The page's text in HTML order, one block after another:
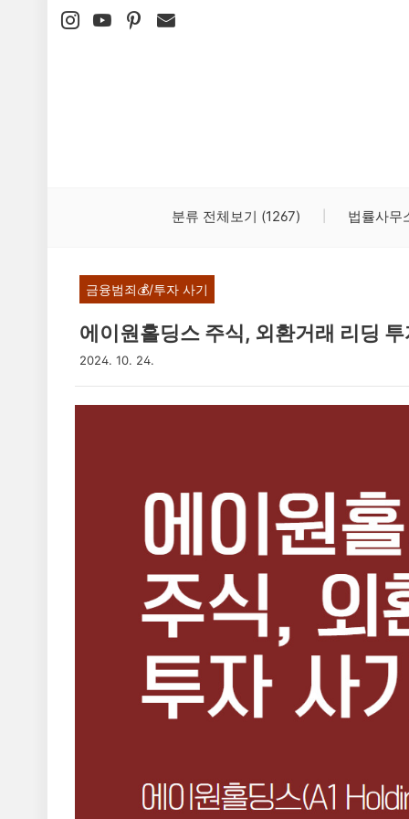
본문 바로가기
분류 전체보기 (1267) 법률사무
금융범죄💰/투자 사기
에이원홀딩스 주식, 외환거래 리딩
2024. 10. 24.